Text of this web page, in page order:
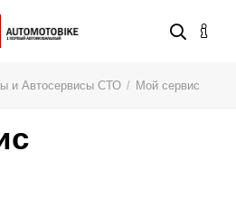
и Автосервисы СТО Мой сервис